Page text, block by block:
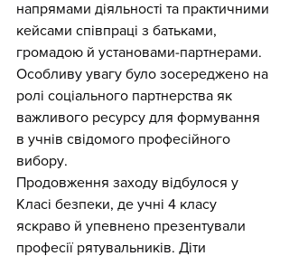
напрямами діяльності та практичними
кейсами співпраці з батьками,
громадою й установами-партнерами.
Особливу увагу було зосереджено на
ролі соціального партнерства як
важливого ресурсу для формування
в учнів свідомого професійного
вибору.
Продовження заходу відбулося у
Класі безпеки, де учні 4 класу
яскраво й упевнено презентували
професії рятувальників. Діти